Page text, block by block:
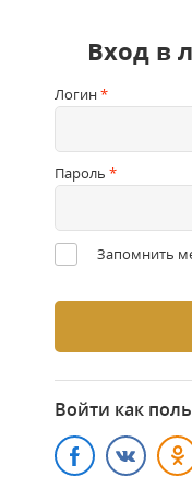
Вход в
Логин*
Пароль *
Запомнить
Войти как